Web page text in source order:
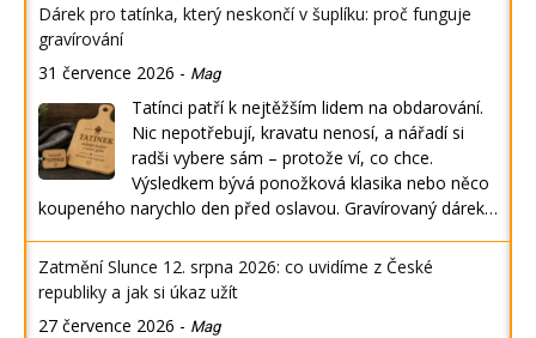
Dárek pro tatínka, který neskončí v šuplíku: proč funguje
gravírování
31 července 2026 - Mag
Tatínci patří k nejtěžším lidem na obdarování.
Nic nepotřebují, kravatu nenosí, a nářadí si
radši vybere sám – protože ví, co chce.
Výsledkem bývá ponožková klasika nebo něco
koupeného narychlo den před oslavou. Gravírovaný dárek…
Zatmění Slunce 12. srpna 2026: co uvidíme z České
republiky a jak si úkaz užít
27 července 2026 - Mag